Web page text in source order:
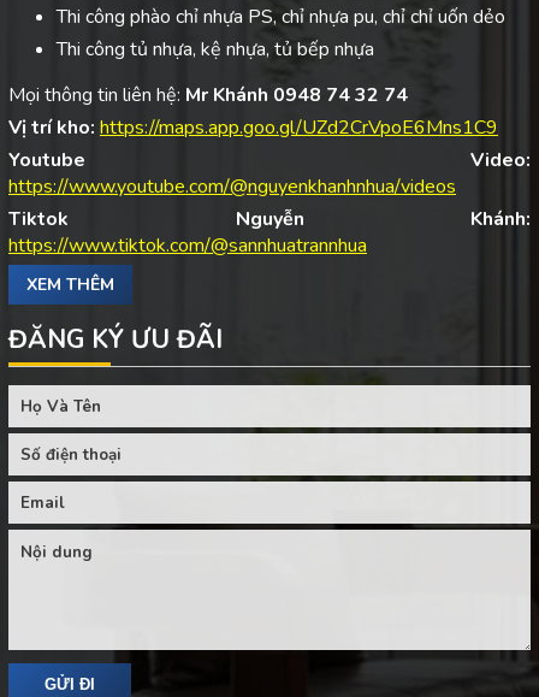
Thi công phào chỉ nhựa PS, chỉ nhựa pu, chỉ chỉ uốn dẻo
Thi công tủ nhựa, kệ nhựa, tủ bếp nhựa
Mọi thông tin liên hệ: Mr Khánh 0948 74 32 74
Vị trí kho: https://maps.app.goo.gl/UZd2CrVpoE6Mns1C9
Youtube Video:
https://www.youtube.com/@nguyenkhanhnhua/videos
Tiktok Nguyễn Khánh:
https://www.tiktok.com/@sannhuatrannhua
XEM THÊM
ĐĂNG KÝ ƯU ĐÃI